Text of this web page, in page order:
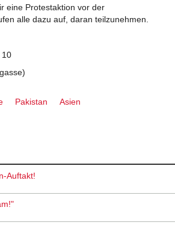
eine Protestaktion vor der
alle dazu auf, daran teilzunehmen.
10
Pakistan Asien
Auftakt!